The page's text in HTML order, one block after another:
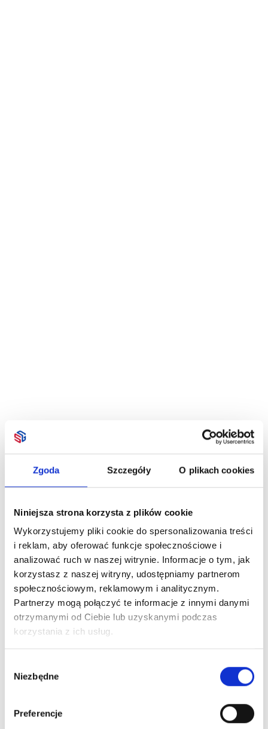
Zgoda Szczegóły O plikach cookies
Niniejsza strona korzysta z plików cookie
Wykorzystujemy pliki cookie do spersonalizowania treści
i reklam, aby oferować funkcje społecznościowe i
analizować ruch w naszej witrynie. Informacje o tym, jak
korzystasz z naszej witryny, udostępniamy partnerom
społecznościowym, reklamowym i analitycznym.
Partnerzy mogą połączyć te informacje z innymi danymi
otrzymanymi od Ciebie lub uzyskanymi podczas
korzystania z ich usług.
zgody
Niezbędne
Preferencje